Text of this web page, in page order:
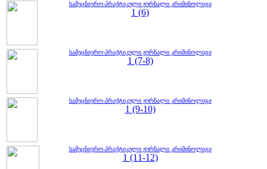
სამეცნიერო-პრაქტიკული ჟურნალი კრიმინოლიგი
1 (6)
სამეცნიერო-პრაქტიკული ჟურნალი კრიმინოლიგი
1 (7-8)
სამეცნიერო-პრაქტიკული ჟურნალი კრიმინოლიგი
1 (9-10)
სამეცნიერო-პრაქტიკული ჟურნალი კრიმინოლიგი
1 (11-12)